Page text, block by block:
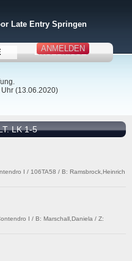
ANMELDEN
Late Entry Springen
ERGEBNISSE
(13.06.2020)
LK 1-5
I / 106TA58 / B: Ramsbrock,Heinrich
I / B: Marschall,Daniela / Z: